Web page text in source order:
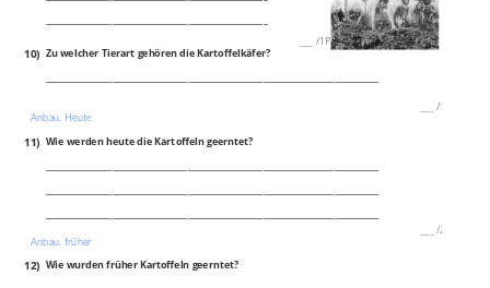
/1P
10) Zu welcher Tierart gehören die Kartoffelkäfer?
/1P
Anbau, Heute
11) Wie werden heute die Kartoffeln geerntet?
/2P
Anbau, früher
12) Wie wurden früher Kartoffeln geerntet?